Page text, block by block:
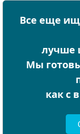
Все еще
лучше
Мы
как с